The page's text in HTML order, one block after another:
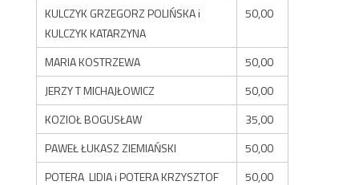
KULCZYK GRZEGORZ POLIŃSKA i
KULCZYK KATARZYNA
50,00
MARIA KOSTRZEWA
50,00
JERZY T MICHAJŁOWICZ
50,00
KOZIOŁ BOGUSŁAW
35,00
PAWEŁ ŁUKASZ ZIEMIAŃSKI
50,00
POTERA LIDIA i POTERA KRZYSZTOF
50,00